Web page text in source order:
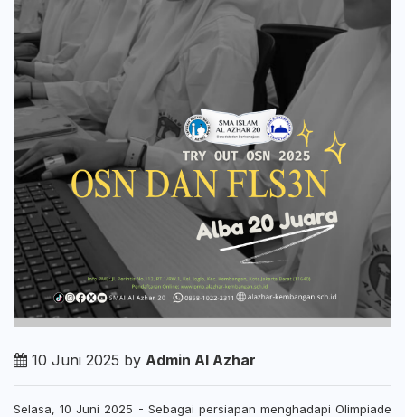
10 Juni 2025 by Admin Al Azhar
Selasa, 10 Juni 2025 - Sebagai persiapan menghadapi Olimpiade